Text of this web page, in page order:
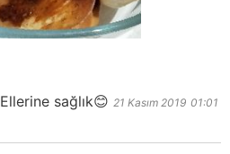
Ellerine sağlık😊 21 Kasım 2019 01:01